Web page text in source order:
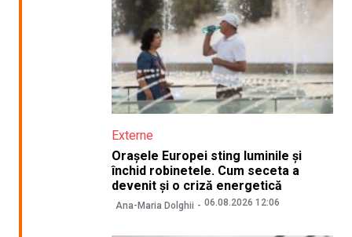
Externe
Orașele Europei sting luminile și
închid robinetele. Cum seceta a
devenit și o criză energetică
Ana-Maria Dolghii 06.08.2026 12:06